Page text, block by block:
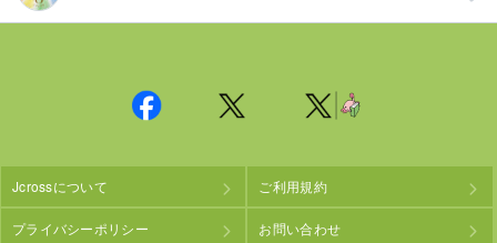
Jcrossについて ご利用規約
プライバシーポリシー お問い合わせ